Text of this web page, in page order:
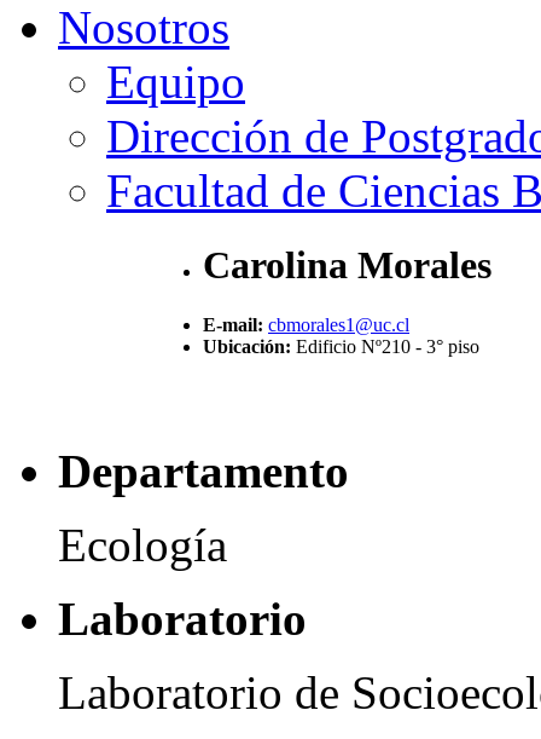
Nosotros
Equipo
Dirección de
Facultad de Ciencias
Carolina Morales
E-mail: cbmorales1@uc.cl
Ubicación: Edificio Nº210 - 3° piso
Departamento
Ecología
Laboratorio
Laboratorio de